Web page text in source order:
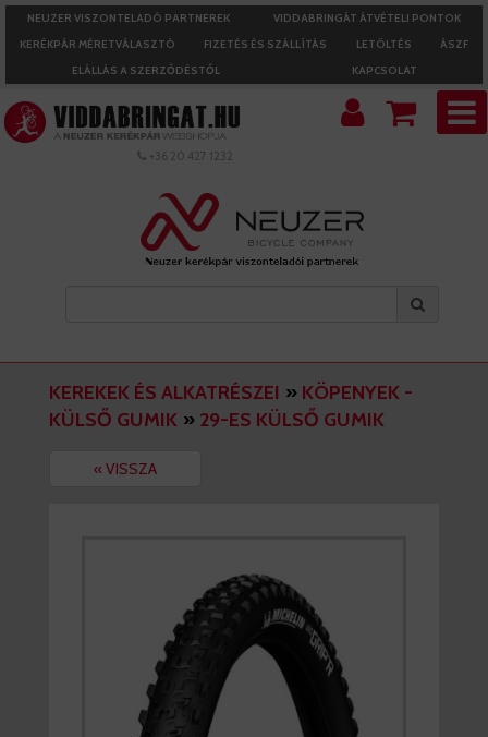
NEUZER VISZONTELADÓ PARTNEREK
VIDDABRINGÁT ÁTVÉTELI PONTOK
KERÉKPÁR MÉRETVÁLASZTÓ
FIZETÉS ÉS SZÁLLÍTÁS LETÖLTÉS
ÁSZF
ELÁLLÁS A SZERZŐDÉSTŐL
KAPCSOLAT
+36 20 427 1232
KEREKEK ÉS ALKATRÉSZEI » KÖPENYEK -
KÜLSŐ GUMIK » 29-ES KÜLSŐ GUMIK
« VISSZA